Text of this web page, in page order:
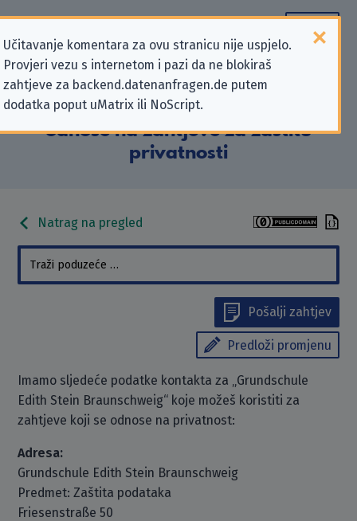
Učitavanje komentara za ovu stranicu nije uspjelo.
Provjeri vezu s internetom i pazi da ne blokiraš
zahtjeve za backend.datenanfragen.de putem
dodatka poput uMatrix ili NoScript.
Podaci kontakta „Grundschule
Edith Stein Braunschweig” koji se
odnose na zahtjeve za zaštitu
privatnosti
Natrag na pregled
Pošalji zahtjev
Predloži promjenu
Imamo sljedeće podatke kontakta za „Grundschule
Edith Stein Braunschweig“ koje možeš koristiti za
zahtjeve koji se odnose na privatnost:
Adresa:
Grundschule Edith Stein Braunschweig
Predmet: Zaštita podataka
Friesenstraße 50